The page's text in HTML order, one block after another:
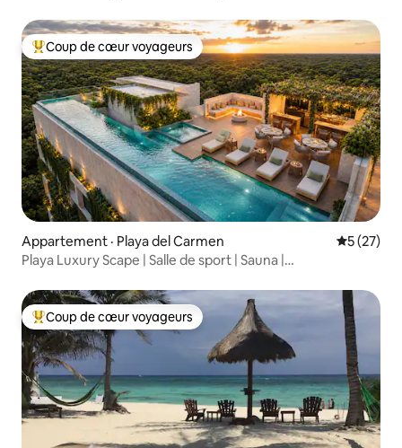
Coup de cœur voyageurs parmi les plus aimés
Coup de cœur voyageurs
Appartement · Playa del Carmen Note
5 (27)
Playa Luxury Scape | Salle de sport | Sauna |
Coup de cœur voyageurs parmi les plus aimés
Coup de cœur voyageurs